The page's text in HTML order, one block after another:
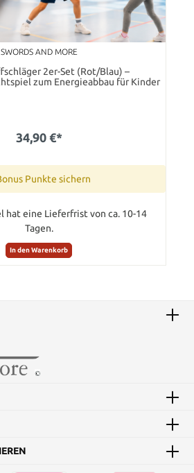
SWORDS AND MORE
2er-Set (Rot/Blau) –
zum Energieabbau für Kinder
34,90 €*
Punkte sichern
hat eine Lieferfrist von ca. 10-14
Tagen.
In den Warenkorb